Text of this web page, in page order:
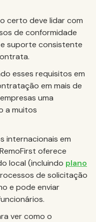
certo deve lidar com
de conformidade
suporte consistente
esses requisitos em
em mais de
uma
a muitos
internacionais em
oferece
local (incluindo plano
de solicitação
e pode enviar
ver como o